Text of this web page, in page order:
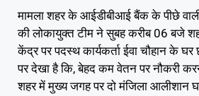
मामला शहर के आईडीबीआई बैंक के पीछे वाली
की लोकायुक्त टीम ने सुबह करीब 06 बजे
केंद्र पर पदस्थ कार्यकर्ता ईवा चौहान के घर
पर देखा है कि, बेहद कम वेतन पर नौकरी करने
शहर में मुख्य जगह पर दो मंजिला आलीशान